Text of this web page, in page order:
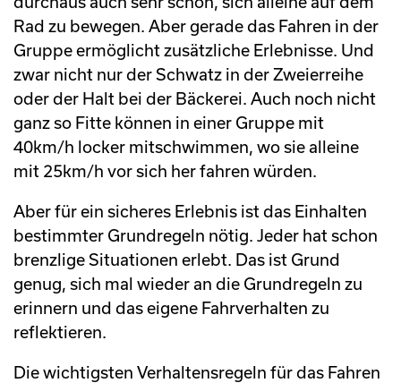
Rad zu bewegen. Aber gerade das Fahren in der
Gruppe ermöglicht zusätzliche Erlebnisse. Und
zwar nicht nur der Schwatz in der Zweierreihe
oder der Halt bei der Bäckerei. Auch noch nicht
ganz so Fitte können in einer Gruppe mit
40km/h locker mitschwimmen, wo sie alleine
mit 25km/h vor sich her fahren würden.
Aber für ein sicheres Erlebnis ist das Einhalten
bestimmter Grundregeln nötig. Jeder hat schon
brenzlige Situationen erlebt. Das ist Grund
genug, sich mal wieder an die Grundregeln zu
erinnern und das eigene Fahrverhalten zu
reflektieren.
Die wichtigsten Verhaltensregeln für das Fahren